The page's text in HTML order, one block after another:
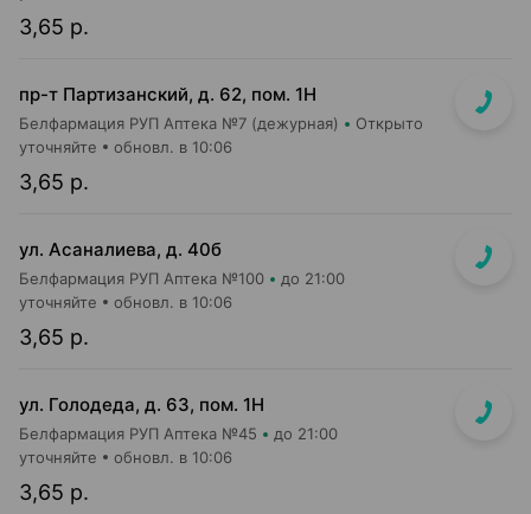
3,65 р.
пр-т Партизанский, д. 62, пом. 1Н
Белфармация РУП Аптека №7 (дежурная) Открыто
3,65 р.
уточняйте обновл. в 10:06
ул. Асаналиева, д. 40б
Белфармация РУП Аптека №100 до 21:00
3,65 р.
уточняйте обновл. в 10:06
ул. Голодеда, д. 63, пом. 1Н
Белфармация РУП Аптека №45 до 21:00
3,65 р.
уточняйте обновл. в 10:06